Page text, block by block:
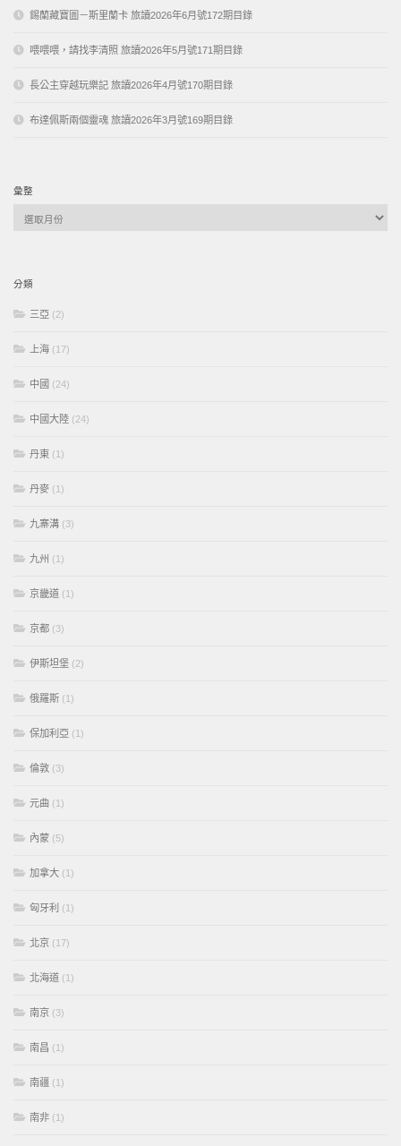
錫蘭藏寶圖－斯里蘭卡 旅讀2026年6月號172期目錄
喂喂喂，請找李清照 旅讀2026年5月號171期目錄
長公主穿越玩樂記 旅讀2026年4月號170期目錄
布達佩斯兩個靈魂 旅讀2026年3月號169期目錄
彙整
分類
三亞 (2)
上海 (17)
中國 (24)
中國大陸 (24)
丹東 (1)
丹麥 (1)
九寨溝 (3)
九州 (1)
京畿道 (1)
京都 (3)
伊斯坦堡 (2)
俄羅斯 (1)
保加利亞 (1)
倫敦 (3)
元曲 (1)
內蒙 (5)
加拿大 (1)
匈牙利 (1)
北京 (17)
北海道 (1)
南京 (3)
南昌 (1)
南疆 (1)
南非 (1)